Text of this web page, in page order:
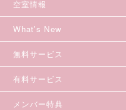
空室情報
What's New
無料サービス
有料サービス
メンバー特典